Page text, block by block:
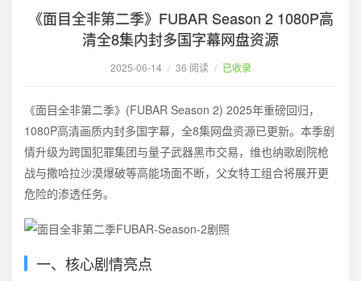
《面目全非第二季》FUBAR Season 2 1080P高
清全8集内封多国字幕网盘资源
2025-06-14 / 36 阅读 / 已收录
《面目全非第二季》(FUBAR Season 2) 2025年重磅回归，
1080P高清画质内封多国字幕，全8集网盘资源已更新。本季剧
情升级为跨国犯罪集团与量子武器黑市交易，维也纳歌剧院枪
战与撒哈拉沙漠爆破等高能场面不断，父女特工组合将展开更
危险的渗透任务。
一、核心剧情亮点